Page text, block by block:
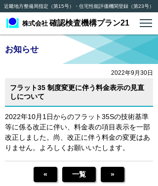
株式会社 確認検査機構プラン21
近畿地方整備局指定（第15号）・住宅性能評価機関登録（第23号）
お知らせ
2022年9月30日
フラット35 制度変更に伴う料金表示の見直
しについて
2022年10月1日からのフラット35Sの技術基準
等に係る改正に伴い、料金表の項目表示を一部
改正しました。尚、改正に伴う料金の変更はあ
りません。よろしくお願いいたします。
« 一覧 »